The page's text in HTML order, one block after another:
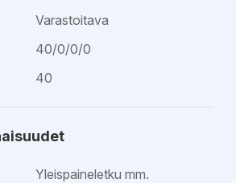
Varastoitava
40/0/0/0
40
Yleispaineletku mm.